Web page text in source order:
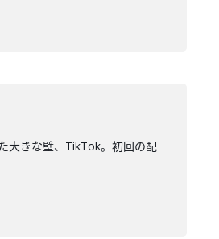
大きな壁、TikTok。初回の配